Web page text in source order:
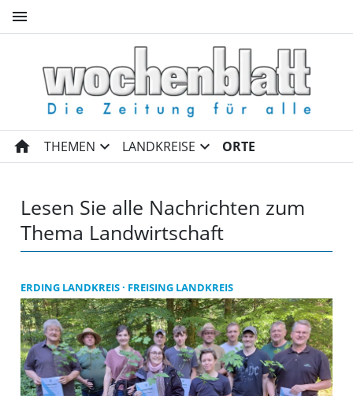
menu
Landwirtschaft | Wochenblatt
home THEMEN expand_more LANDKREISE expand_more ORTE
Lesen Sie alle Nachrichten zum
Thema Landwirtschaft
ERDING LANDKREIS FREISING LANDKREIS